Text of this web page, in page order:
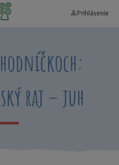
person_outline Prihlásenie
raj – juh